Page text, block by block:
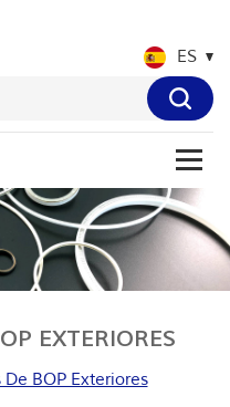
ES
EXTERIORES
De BOP Exteriores